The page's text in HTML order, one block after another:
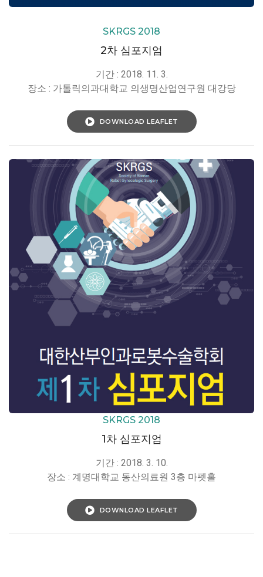
SKRGS 2018
2차 심포지엄
기간 : 2018. 11. 3.
장소 : 가톨릭의과대학교 의생명산업연구원 대강당
DOWNLOAD LEAFLET
SKRGS 2018
1차 심포지엄
기간 : 2018. 3. 10.
장소 : 계명대학교 동산의료원 3층 마펫홀
DOWNLOAD LEAFLET